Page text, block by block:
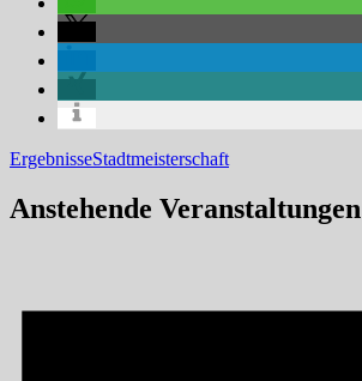
Kategorien
ErgebnisseSchlagworte
Stadtmeisterschaft
Anstehende Veranstaltungen